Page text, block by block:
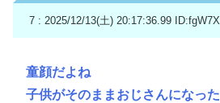
7 : 2025/12/13(土) 20:17:36.99
童顔だよね
子供がそのままおじさんになっ